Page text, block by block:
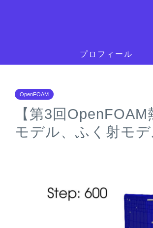
プロフィール
OpenFOAM
【第3回
モデル、ふく射モデ